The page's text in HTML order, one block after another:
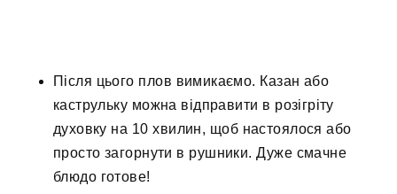
Після цього плов вимикаємо. Казан або
каструльку можна відправити в розігріту
духовку на 10 хвилин, щоб настоялося або
просто загорнути в рушники. Дуже смачне
блюдо готове!